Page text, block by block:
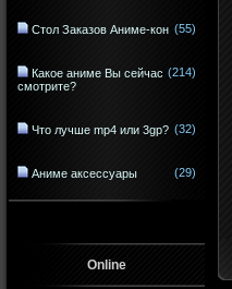
Стол Заказов Аниме-кон (55)
Какое аниме Вы сейчас
смотрите?
(214)
Что лучше mp4 или 3gp? (32)
Аниме аксессуары (29)
Online